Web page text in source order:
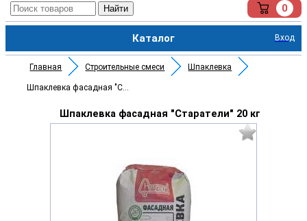
Найти 0
Каталог Вход
Главная Строительные смеси Шпаклевка
Шпаклевка фасадная "Старатели"
Шпаклевка фасадная "Старатели" 20 кг